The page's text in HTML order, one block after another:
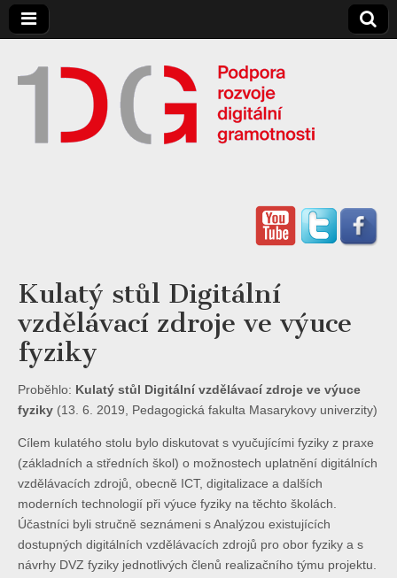
Gramotnost
Kulatý stůl Digitální
vzdělávací zdroje ve výuce
fyziky
Proběhlo: Kulatý stůl Digitální vzdělávací zdroje ve výuce
fyziky (13. 6. 2019, Pedagogická fakulta Masarykovy univerzity)
Cílem kulatého stolu bylo diskutovat s vyučujícími fyziky z praxe
(základních a středních škol) o možnostech uplatnění digitálních
vzdělávacích zdrojů, obecně ICT, digitalizace a dalších
moderních technologií při výuce fyziky na těchto školách.
Účastníci byli stručně seznámeni s Analýzou existujících
dostupných digitálních vzdělávacích zdrojů pro obor fyziky a s
návrhy DVZ fyziky jednotlivých členů realizačního týmu projektu.